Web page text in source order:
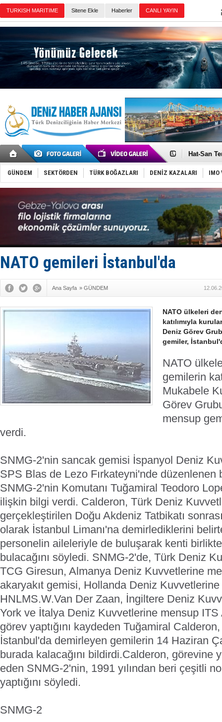
Sitene Ekle Haberler
Türk
Hüseyin
Med
Tekne, su
Dışişleri
Depo ve
Kruvaziyer
SES
Kargıcak
Denizlerin
GÜNDEM SEKTÖRDEN TÜRK BOĞAZLARI DENİZ KAZALARI IMO
NATO gemileri İstanbul'da
Ana Sayfa » GÜNDEM
NATO ülkeleri
katılımıyla
Deniz Görev
gemiler,
NATO
gemilerin
Mukabele
Görev
mensup
verdi.
SNMG-2'nin sancak gemisi İspanyol Deniz
SPS Blas de Lezo Fırkateyni'nde düzenlenen
SNMG-2'nin Komutanı Tuğamiral Teodoro
ilişkin bilgi verdi. Calderon, Türk Deniz
gerçekleştirilen Doğu Akdeniz Tatbikatı
olarak İstanbul Limanı'na demirlediklerini
personelin aileleriyle de buluşarak kenti
bulacağını söyledi. SNMG-2'de, Türk Deniz
TCG Giresun, Almanya Deniz Kuvvetlerine
akaryakıt gemisi, Hollanda Deniz
HNLMS.W.Van Der Zaan, İngiltere Deniz
York ve İtalya Deniz Kuvvetlerine mensup ITS
görev yaptığını kaydeden Tuğamiral
İstanbul'da demirleyen gemilerin 14 Haziran
burada kalacağını bildirdi.Calderon, görevine
eden SNMG-2'nin, 1991 yılından beri çeşitli
yaptığını söyledi.
SNMG-2